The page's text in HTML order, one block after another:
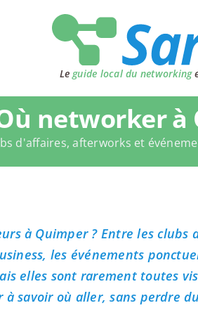
Le guide local du networking
networker à
d'affaires, afterworks et
à Quimper ? Entre les clubs
les événements
elles sont rarement toutes
savoir où aller, sans perdre